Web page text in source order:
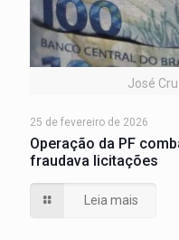
José
25 de fevereiro de 2026
Operação da PF
fraudava licitações
Leia mais